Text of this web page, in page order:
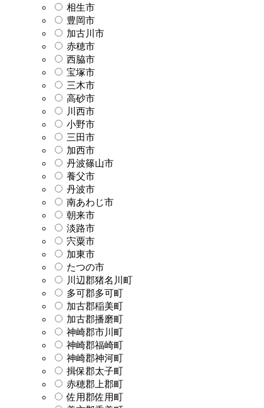
相生市
豊岡市
加古川市
赤穂市
西脇市
宝塚市
三木市
高砂市
川西市
小野市
三田市
加西市
丹波篠山市
養父市
丹波市
南あわじ市
朝来市
淡路市
宍粟市
加東市
たつの市
川辺郡猪名川町
多可郡多可町
加古郡稲美町
加古郡播磨町
神崎郡市川町
神崎郡福崎町
神崎郡神河町
揖保郡太子町
赤穂郡上郡町
佐用郡佐用町